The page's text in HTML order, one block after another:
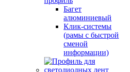
Багет
алюминиевый
Клик-системы
(рамы с быстрой
сменой
информации)